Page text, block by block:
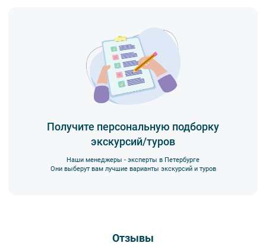
Получите персональную подборку
экскурсий/туров
Наши менеджеры - эксперты в Петербурге
Они выберут вам лучшие варианты экскурсий и туров
Отзывы